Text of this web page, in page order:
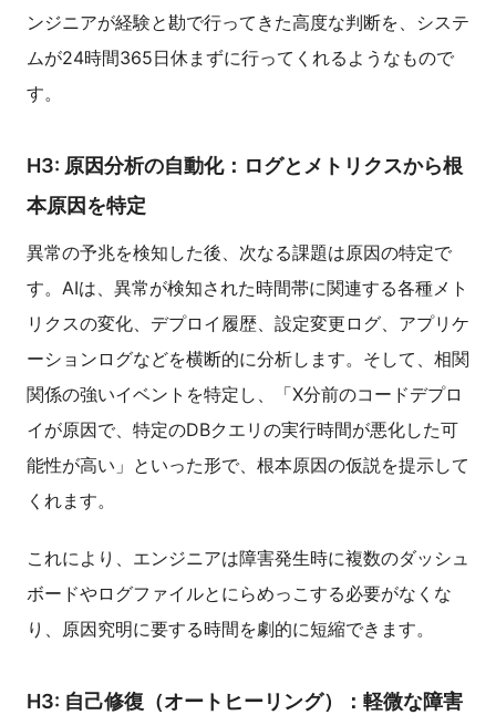
ンジニアが経験と勘で行ってきた高度な判断を、システ
ムが24時間365日休まずに行ってくれるようなもので
す。
H3: 原因分析の自動化：ログとメトリクスから根
本原因を特定
異常の予兆を検知した後、次なる課題は原因の特定で
す。AIは、異常が検知された時間帯に関連する各種メト
リクスの変化、デプロイ履歴、設定変更ログ、アプリケ
ーションログなどを横断的に分析します。そして、相関
関係の強いイベントを特定し、「X分前のコードデプロ
イが原因で、特定のDBクエリの実行時間が悪化した可
能性が高い」といった形で、根本原因の仮説を提示して
くれます。
これにより、エンジニアは障害発生時に複数のダッシュ
ボードやログファイルとにらめっこする必要がなくな
り、原因究明に要する時間を劇的に短縮できます。
H3: 自己修復（オートヒーリング）：軽微な障害